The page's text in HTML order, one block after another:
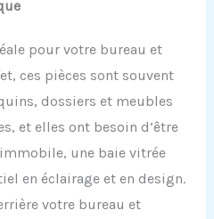
pour votre bureau et
ces pièces sont souvent
dossiers et meubles
et elles ont besoin d’être
une baie vitrée
en éclairage et en design.
votre bureau et